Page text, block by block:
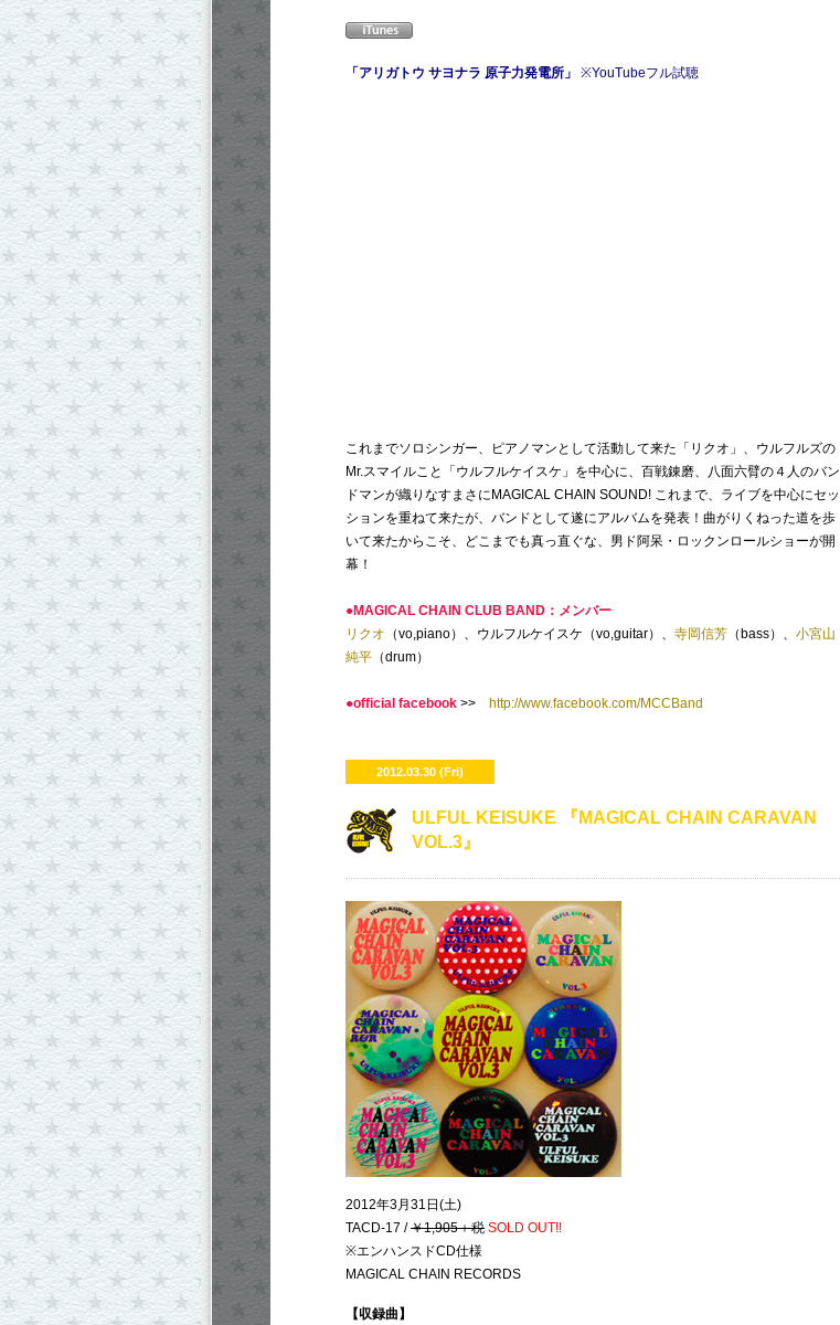
「アリガトウ サヨナラ 原子力発電所」 ※YouTubeフル試聴
これまでソロシンガー、ピアノマンとして活動して来た「リクオ」、ウルフルズの
Mr.スマイルこと「ウルフルケイスケ」を中心に、百戦錬磨、八面六臂の４人のバン
ドマンが織りなすまさにMAGICAL CHAIN SOUND! これまで、ライブを中心にセッ
ションを重ねて来たが、バンドとして遂にアルバムを発表！曲がりくねった道を歩
いて来たからこそ、どこまでも真っ直ぐな、男ド阿呆・ロックンロールショーが開
幕！
●MAGICAL CHAIN CLUB BAND：メンバー
リクオ （vo,piano）、ウルフルケイスケ（vo,guitar）、 寺岡信芳 （bass）、 小宮山
純平 （drum）
●official facebook >> http://www.facebook.com/MCCBand
2012.03.30 (Fri)
ULFUL KEISUKE 『MAGICAL CHAIN CARAVAN
VOL.3』
2012年3月31日(土)
TACD-17 /￥1,905＋税 SOLD OUT!!
※エンハンスドCD仕様
MAGICAL CHAIN RECORDS
【収録曲】